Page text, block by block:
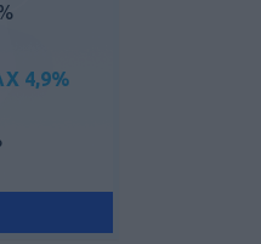
4,9%